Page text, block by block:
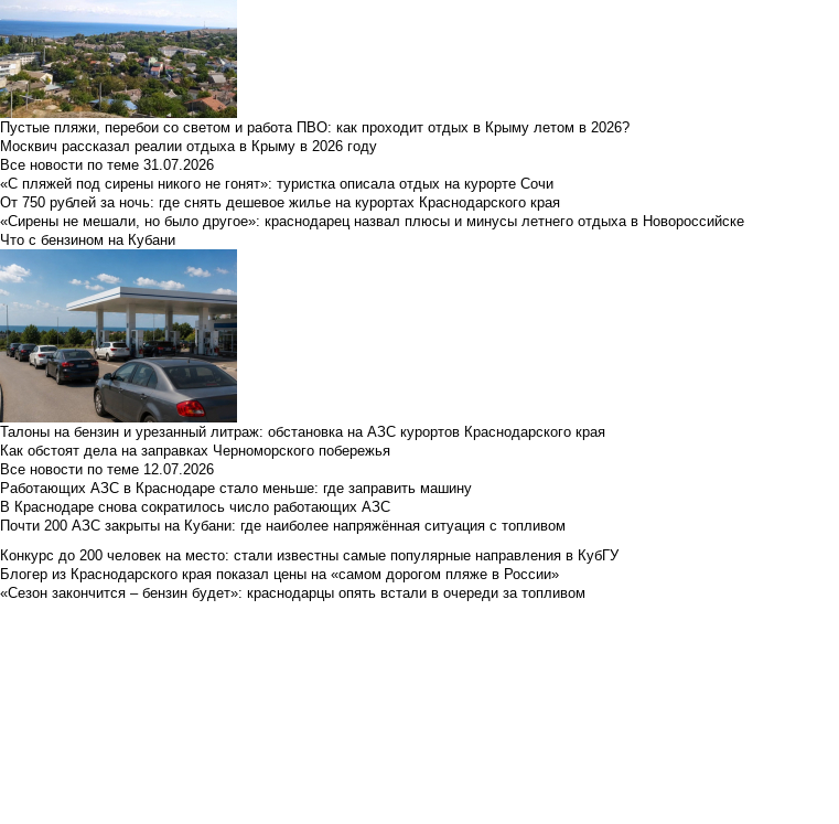
Пустые пляжи, перебои со светом и работа ПВО: как проходит отдых в Крыму летом в 2026?
Москвич рассказал реалии отдыха в Крыму в 2026 году
Все новости по теме 31.07.2026
«С пляжей под сирены никого не гонят»: туристка описала отдых на курорте Сочи
От 750 рублей за ночь: где снять дешевое жилье на курортах Краснодарского края
«Сирены не мешали, но было другое»: краснодарец назвал плюсы и минусы летнего отдыха в Новороссийске
Что с бензином на Кубани
Талоны на бензин и урезанный литраж: обстановка на АЗС курортов Краснодарского края
Как обстоят дела на заправках Черноморского побережья
Все новости по теме 12.07.2026
Работающих АЗС в Краснодаре стало меньше: где заправить машину
В Краснодаре снова сократилось число работающих АЗС
Почти 200 АЗС закрыты на Кубани: где наиболее напряжённая ситуация с топливом
Конкурс до 200 человек на место: стали известны самые популярные направления в КубГУ
Блогер из Краснодарского края показал цены на «самом дорогом пляже в России»
«Сезон закончится – бензин будет»: краснодарцы опять встали в очереди за топливом